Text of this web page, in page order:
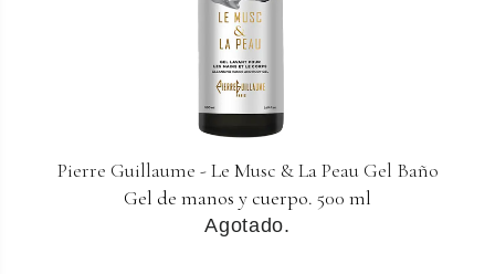
Pierre Guillaume - Le Musc & La Peau Gel Baño
Gel de manos y cuerpo. 500 ml
Agotado.